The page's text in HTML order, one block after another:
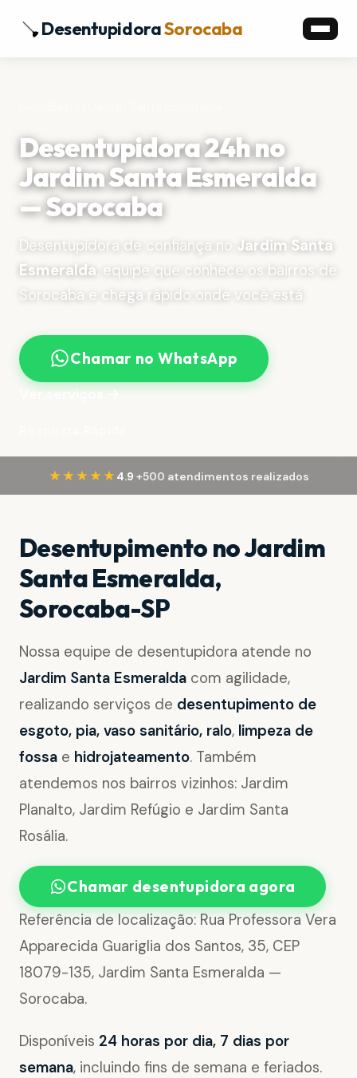
DesentupidoraSorocaba
Desentupidora 24h no
Jardim Santa Esmeralda
— Sorocaba
Desentupidora de confiança no Jardim Santa
Esmeralda: equipe que conhece os bairros de
Sorocaba e chega rápido onde você está.
Chamar no WhatsApp
Ver serviços →
★★★★★ 4.9·+500 atendimentos realizados
Desentupimento no Jardim
Santa Esmeralda,
Sorocaba-SP
Nossa equipe de desentupidora atende no
Jardim Santa Esmeralda com agilidade,
realizando serviços de desentupimento de
esgoto, pia, vaso sanitário, ralo, limpeza de
fossa e hidrojateamento. Também
atendemos nos bairros vizinhos: Jardim
Planalto, Jardim Refúgio e Jardim Santa
Rosália.
Chamar desentupidora agora
Referência de localização: Rua Professora Vera
Apparecida Guariglia dos Santos, 35, CEP
18079-135, Jardim Santa Esmeralda —
Sorocaba.
Disponíveis 24 horas por dia, 7 dias por
semana, incluindo fins de semana e feriados.